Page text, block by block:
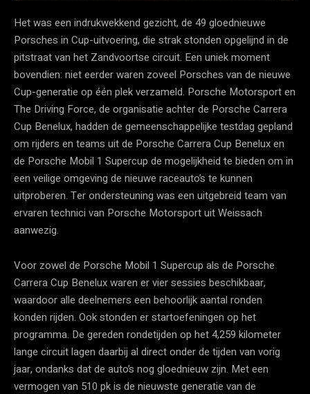
Het was een indrukwekkend gezicht, de 49 gloednieuwe
Porsches in Cup-uitvoering, die strak stonden opgelijnd in de
pitstraat van het Zandvoortse circuit. Een uniek moment
bovendien: niet eerder waren zoveel Porsches van de nieuwe
Cup-generatie op één plek verzameld. Porsche Motorsport en
The Driving Force, de organisatie achter de Porsche Carrera
Cup Benelux, hadden de gemeenschappelijke testdag gepland
om rijders en teams uit de Porsche Carrera Cup Benelux en
de Porsche Mobil 1 Supercup de mogelijkheid te bieden om in
een veilige omgeving de nieuwe raceauto’s te kunnen
uitproberen. Ter ondersteuning was een uitgebreid team van
ervaren technici van Porsche Motorsport uit Weissach
aanwezig.
Voor zowel de Porsche Mobil 1 Supercup als de Porsche
Carrera Cup Benelux waren er vier sessies beschikbaar,
waardoor alle deelnemers een behoorlijk aantal ronden
konden rijden. Ook stonden er startoefeningen op het
programma. De gereden rondetijden op het 4,259 kilometer
lange circuit lagen daarbij al direct onder de tijden van vorig
jaar, ondanks dat de auto’s nog gloednieuw zijn. Met een
vermogen van 510 pk is de nieuwste generatie van de